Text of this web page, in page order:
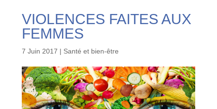
VIOLENCES FAITES AUX
FEMMES
7 Juin 2017 | Santé et bien-être